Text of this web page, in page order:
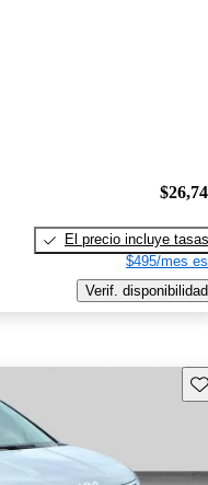
El precio incluye tasas
$495/mes
Verif. disponibilidad